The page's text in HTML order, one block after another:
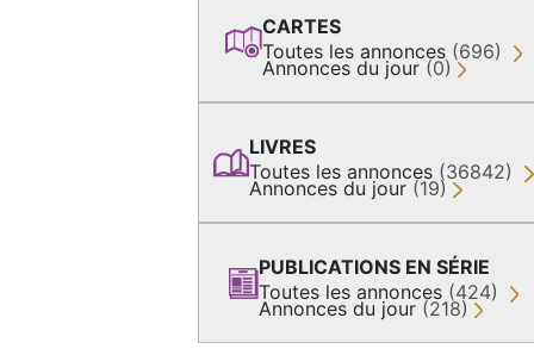
CARTES
Toutes les annonces (696)
Annonces du jour (0)
LIVRES
Toutes les annonces (36842)
Annonces du jour (19)
PUBLICATIONS EN SÉRIE
Toutes les annonces (424)
Annonces du jour (218)